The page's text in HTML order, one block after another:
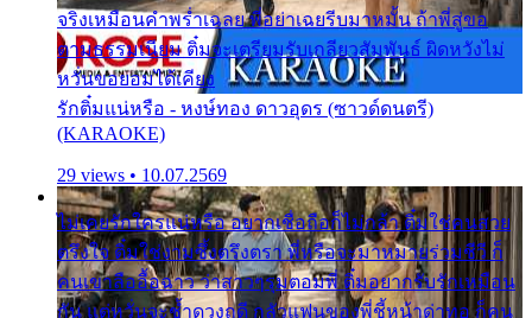
จริงเหมือนคำพร่ำเฉลย พี่อย่าเฉยรีบมาหมั้น ถ้าพี่สู่ขอ
ตามธรรมเนียม ติ๋มจะเตรียมรับเกลียวสัมพันธ์ ผิดหวังไม่
หวั่นขอยอมได้เคียง
รักติ๋มแน่หรือ - หงษ์ทอง ดาวอุดร (ซาวด์ดนตรี)
(KARAOKE)
29 views • 10.07.2569
ไม่เคยรักใครแน่หรือ อยากเชื่อถือก็ไม่กล้า ติ๋มใช่คนสวย
ตรึงใจ ติ๋มใช่งามซึ้งตรึงตรา พี่หรือจะมาหมายร่วมชีวี ก็
คนเขาลืออื้อฉาว ว่าสาวๆรุมตอมพี่ ติ๋มอยากรับรักเหมือน
กัน แต่หวั่นจะช้ำดวงฤดี กลัวแฟนของพี่ชี้หน้าด่าทอ ก็คน